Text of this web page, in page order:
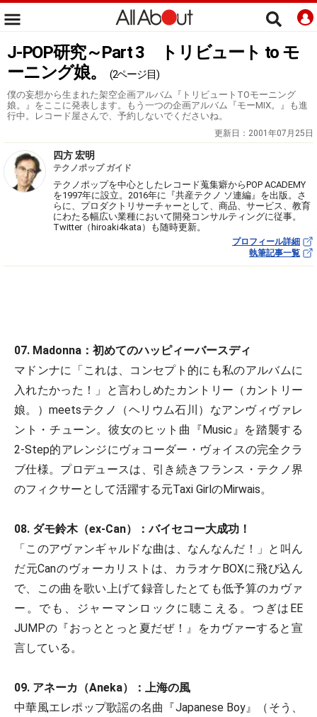
J-POP研究～Part 3 トリビュート to モ
ーニング娘。
(2ページ目)
僕の妄想から生まれた架空企画アルバム『トリビュートTOモーニング
娘。』をここに発表します。もう一つの企画アルバム『モーMIX。』も進
行中。レコード屋さんで、予約しないでくださいね。
更新日： 2001年07月25日
四方 宏明
テクノポップ ガイド
テクノポップを中心としたレコード蒐集癖からPOP ACADEMY
を1997年に設立。2016年に『共産テクノ ソ連編』を出版。さ
らに、プロダクトリサーチャーとして、商品、サービス、教育
にわたる幅広い業種において開発コンサルティングに従事。
Twitter（hiroaki4kata）も随時更新。
プロフィール詳細
執筆記事一覧
07. Madonna：初めてのハッピィーバースディ
マドンナに「これは、コンセプト的にも私のアルバムに
入れたかった！」と言わしめたカントリー（カントリー
娘。）meetsテクノ（ヘリウム石川）なアンヴィヴァレ
ント・チューン。彼女のヒット曲『Music』を踏襲する
2-Step的アレンジにヴォコーダー・ヴォイスの完全クラ
ブ仕様。プロデュースは、引き続きフランス・テクノ界
のフィクサーとして活躍する元Taxi GirlのMirwais。
08. ダモ鈴木（ex-Can）：バイセコー大成功！
「このアヴァンギャルドな曲は、なんなんだ！」と叫ん
だ元Canのヴォーカリストは、カラオケBOXに飛び込ん
で、この曲を歌い上げて録音したとても低予算のカヴァ
ー。でも、ジャーマンロックに聴こえる。つぎはEE
JUMPの『おっととっと夏だぜ！』をカヴァーすると宣
言している。
09. アネーカ（Aneka）：上海の風
中華風エレポップ歌謡の名曲『Japanese Boy』（そう、